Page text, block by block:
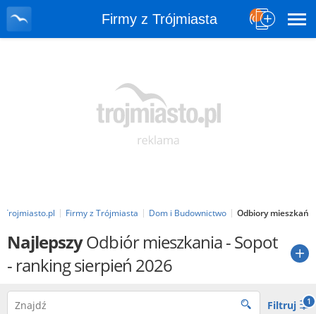
Firmy z Trójmiasta
Trojmiasto.pl Firmy z Trójmiasta Dom i Budownictwo Odbiory mieszkań
NajlepszyOdbiór mieszkania- Sopot
- ranking sierpień 2026
Filtruj 1